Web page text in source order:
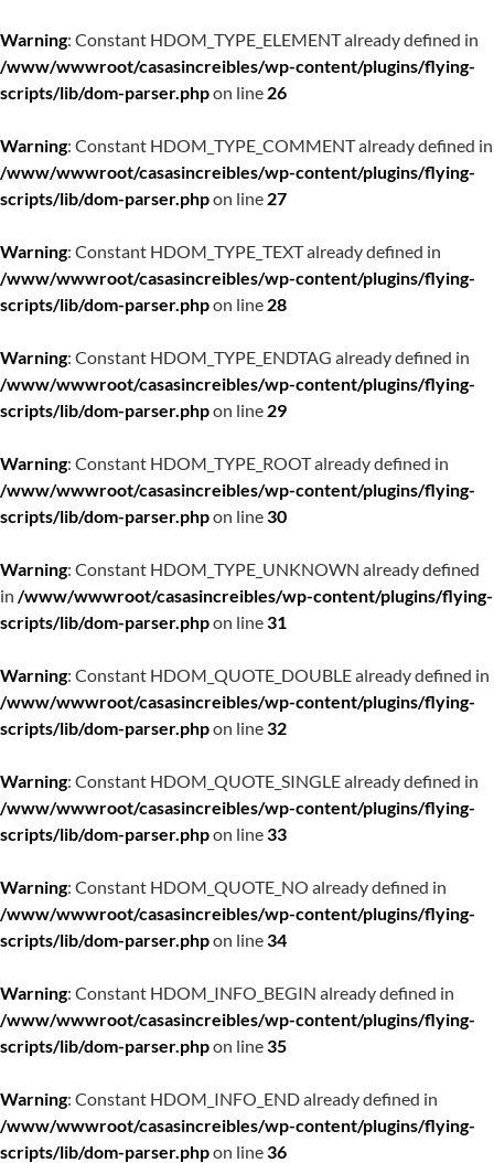
Warning: Constant HDOM_TYPE_ELEMENT already defined in
/www/wwwroot/casasincreibles/wp-content/plugins/flying-
scripts/lib/dom-parser.phpon line 26
Warning: Constant HDOM_TYPE_COMMENT already defined in
/www/wwwroot/casasincreibles/wp-content/plugins/flying-
scripts/lib/dom-parser.phpon line 27
Warning: Constant HDOM_TYPE_TEXT already defined in
/www/wwwroot/casasincreibles/wp-content/plugins/flying-
scripts/lib/dom-parser.phpon line 28
Warning: Constant HDOM_TYPE_ENDTAG already defined in
/www/wwwroot/casasincreibles/wp-content/plugins/flying-
scripts/lib/dom-parser.phpon line 29
Warning: Constant HDOM_TYPE_ROOT already defined in
/www/wwwroot/casasincreibles/wp-content/plugins/flying-
scripts/lib/dom-parser.phpon line30
Warning: Constant HDOM_TYPE_UNKNOWN already defined
in /www/wwwroot/casasincreibles/wp-content/plugins/flying-
scripts/lib/dom-parser.phpon line31
Warning: Constant HDOM_QUOTE_DOUBLE already defined in
/www/wwwroot/casasincreibles/wp-content/plugins/flying-
scripts/lib/dom-parser.phpon line32
Warning: Constant HDOM_QUOTE_SINGLE already defined in
/www/wwwroot/casasincreibles/wp-content/plugins/flying-
scripts/lib/dom-parser.phpon line33
Warning: Constant HDOM_QUOTE_NO already defined in
/www/wwwroot/casasincreibles/wp-content/plugins/flying-
scripts/lib/dom-parser.phpon line34
Warning: Constant HDOM_INFO_BEGIN already defined in
/www/wwwroot/casasincreibles/wp-content/plugins/flying-
scripts/lib/dom-parser.phpon line35
Warning: Constant HDOM_INFO_END already defined in
/www/wwwroot/casasincreibles/wp-content/plugins/flying-
scripts/lib/dom-parser.phpon line36